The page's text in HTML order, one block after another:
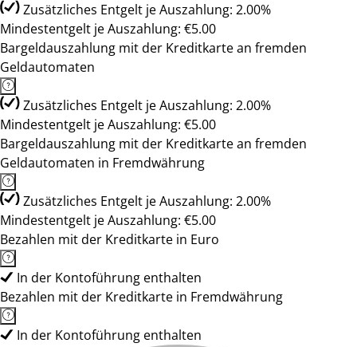
Zusätzliches Entgelt je Auszahlung: 2.00%
Mindestentgelt je Auszahlung: €5.00
Bargeldauszahlung mit der Kreditkarte an fremden
Geldautomaten
Zusätzliches Entgelt je Auszahlung: 2.00%
Mindestentgelt je Auszahlung: €5.00
Bargeldauszahlung mit der Kreditkarte an fremden
Geldautomaten in Fremdwährung
Zusätzliches Entgelt je Auszahlung: 2.00%
Mindestentgelt je Auszahlung: €5.00
Bezahlen mit der Kreditkarte in Euro
In der Kontoführung enthalten
Bezahlen mit der Kreditkarte in Fremdwährung
In der Kontoführung enthalten